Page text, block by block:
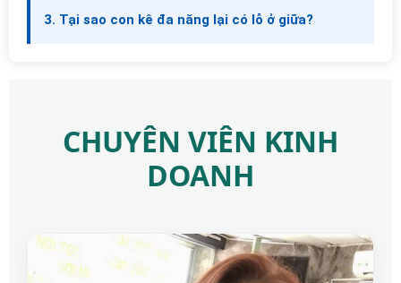
3. Tại sao con kê đa năng lại có lỗ ở giữa?
CHUYÊN VIÊN KINH
DOANH